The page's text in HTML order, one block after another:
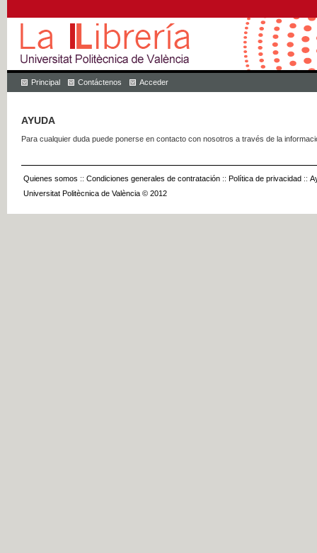
Principal Contáctenos Acceder
AYUDA
Para cualquier duda puede ponerse en contacto con nosotros a través de la
Quienes somos :: Condiciones generales de contratación :: Política de privacidad ::
Universitat Politècnica de València © 2012